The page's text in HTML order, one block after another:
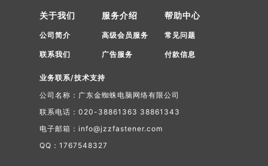
关于我们
公司简介
联系我们
服务介绍
高级会员服务
广告服务
帮助中心
常见问题
付款信息
业务联系/技术支持
公司名称：广东金蜘蛛电脑网络有限公司
联系电话：020-38861363 38861343
电子邮箱：info@jzzfastener.com
QQ：1767548327